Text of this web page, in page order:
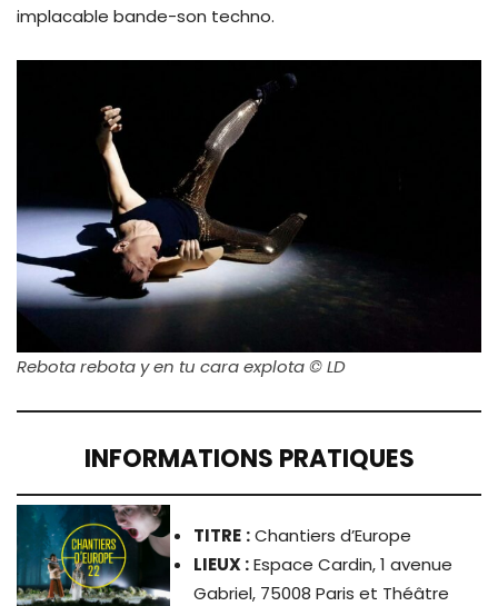
implacable bande-son techno.
Rebota rebota y en tu cara explota © LD
INFORMATIONS PRATIQUES
TITRE :Chantiers d’Europe
LIEUX :Espace Cardin, 1 avenue
Gabriel, 75008 Paris et Théâtre